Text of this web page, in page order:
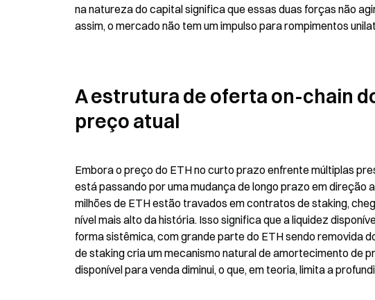
na natureza do capital significa que essas duas forças não
assim, o mercado não tem um impulso para rompimentos
A estrutura de oferta on-chain
preço atual
Embora o preço do ETH no curto prazo enfrente múltiplas
está passando por uma mudança de longo prazo em direção
milhões de ETH estão travados em contratos de staking,
nível mais alto da história. Isso significa que a liquidez
forma sistêmica, com grande parte do ETH sendo removida
de staking cria um mecanismo natural de amortecimento de
disponível para venda diminui, o que, em teoria, limita a